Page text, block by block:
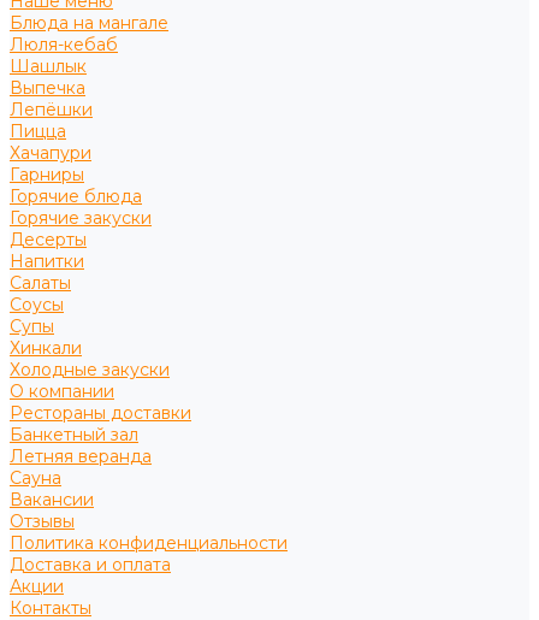
Блюда на мангале
Люля-кебаб
Шашлык
Выпечка
Лепёшки
Пицца
Хачапури
Гарниры
Горячие блюда
Горячие закуски
Десерты
Напитки
Салаты
Соусы
Супы
Хинкали
Холодные закуски
О компании
Рестораны доставки
Банкетный зал
Летняя веранда
Сауна
Вакансии
Отзывы
Политика конфиденциальности
Доставка и оплата
Акции
Контакты